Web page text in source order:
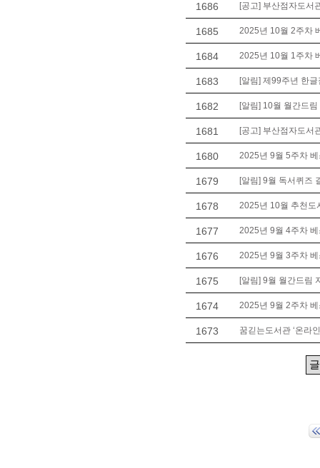
1686 [공고] 부산점자도서
1685 2025년 10월 2주차
1684 2025년 10월 1주차
1683 [알림] 제99주년 한
1682 [알림] 10월 월간드
1681 [공고] 부산점자도서
1680 2025년 9월 5주차
1679 [알림] 9월 독서퀴즈
1678 2025년 10월 추천도
1677 2025년 9월 4주차
1676 2025년 9월 3주차
1675 [알림] 9월 월간드림
1674 2025년 9월 2주차
1673 꿈긷는도서관 ‘온라